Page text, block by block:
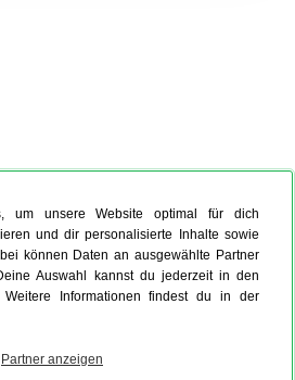
um unsere Website optimal für dich
und dir personalisierte Inhalte sowie
können Daten an ausgewählte Partner
Auswahl kannst du jederzeit in den
Weitere Informationen findest du in der
Partner anzeigen